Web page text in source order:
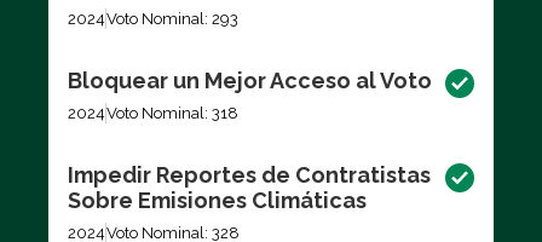
2024Voto Nominal: 293
Bloquear un Mejor Acceso al Voto
2024Voto Nominal: 318
Impedir Reportes de Contratistas
Sobre Emisiones Climáticas
2024Voto Nominal: 328